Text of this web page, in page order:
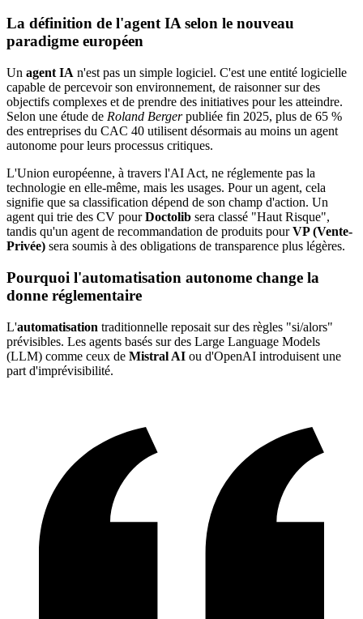
La définition de l'agent IA selon le nouveau
paradigme européen
Un agent IA n'est pas un simple logiciel. C'est une entité logicielle
capable de percevoir son environnement, de raisonner sur des
objectifs complexes et de prendre des initiatives pour les atteindre.
Selon une étude de Roland Bergerpubliée fin 2025, plus de 65 %
des entreprises du CAC 40 utilisent désormais au moins un agent
autonome pour leurs processus critiques.
L'Union européenne, à travers l'AI Act, ne réglemente pas la
technologie en elle-même, mais les usages. Pour un agent, cela
signifie que sa classification dépend de son champ d'action. Un
agent qui trie des CV pourDoctolib sera classé "Haut Risque",
tandis qu'un agent de recommandation de produits pourVP (Vente-
Privée) sera soumis à des obligations de transparence plus légères.
Pourquoi l'automatisation autonome change la
donne réglementaire
L'automatisation traditionnelle reposait sur des règles "si/alors"
prévisibles. Les agents basés sur des Large Language Models
(LLM) comme ceux de Mistral AI ou d'OpenAI introduisent une
part d'imprévisibilité.